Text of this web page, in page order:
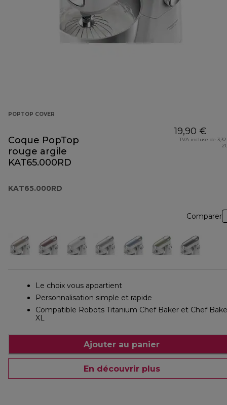
POPTOP COVER
Coque PopTop
rouge argile
KAT65.000RD
KAT65.000RD
19,90 €
TVA incluse de
Comparer
Le choix vous appartient
Personnalisation simple et rapide
Compatible Robots Titanium Chef Baker et Chef
XL
Ajouter au panier
En découvrir plus